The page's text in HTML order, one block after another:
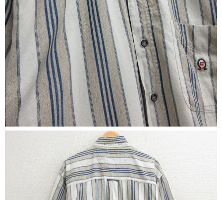
すべてのマニアックを見る
Search by Period 年代から探す
90年代 80年代 70年代
60年代 50年代 40年代
すべての年代を見る